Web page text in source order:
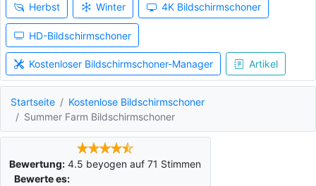
Herbst Winter 4K Bildschirmschoner
HD-Bildschirmschoner
Kostenloser Bildschirmschoner-Manager Artikel
Startseite
Kostenlose Bildschirmschoner
Summer Farm Bildschirmschoner
Bewertung: 4.5 beyogen auf71 Stimmen
Bewerte es: